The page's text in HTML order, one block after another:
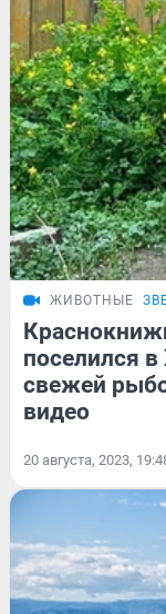
ЖИВОТНЫЕ
поселился
свежей
видео
20 августа, 2023,